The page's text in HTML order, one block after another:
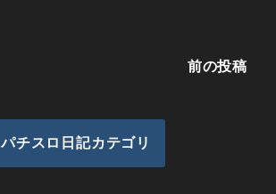
前の投稿
パチスロ日記カテゴリ